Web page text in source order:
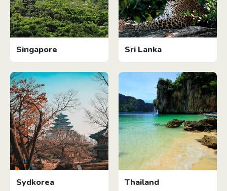
Singapore Sri Lanka
Sydkorea Thailand